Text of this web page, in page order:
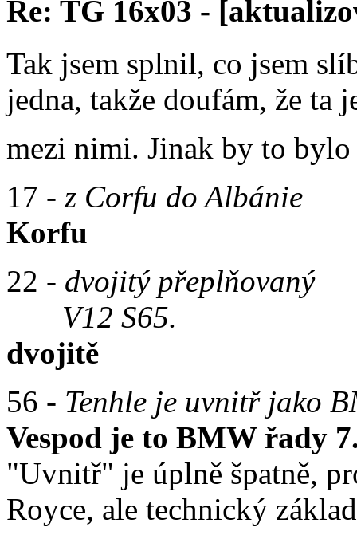
Re: TG 16x03 -
Tak jsem splnil, co jsem
jedna, takže doufám, že ta
mezi nimi. Jinak by to
17 - z Corfu do Albánie
Korfu
22 - dvojitý přeplňovaný
V12 S65.
dvojitě
56 - Tenhle je uvnitř jako
Vespod je to BMW řady
"Uvnitř" je úplně špatně,
Royce, ale technický